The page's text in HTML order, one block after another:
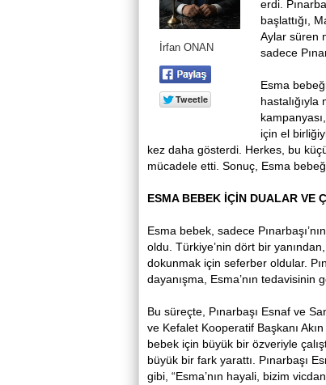
İrfan ONAN
erdi.
başlattığı,
Aylar süren
sadece
Esma
için el
kez daha gösterdi. Herkes, bu
mücadele etti. Sonuç, Esma
ESMA BEBEK İÇİN DUALAR VE
Esma bebek, sadece
oldu. Türkiye’nin dört bir
dokunmak için seferber oldular.
dayanışma, Esma’nın tedavisinin
Bu süreçte, Pınarbaşı Esnaf ve
ve Kefalet Kooperatif Başkanı
bebek için büyük bir özveriyle
büyük bir fark yarattı. Pınarbaşı
gibi, “Esma’nın hayali, bizim